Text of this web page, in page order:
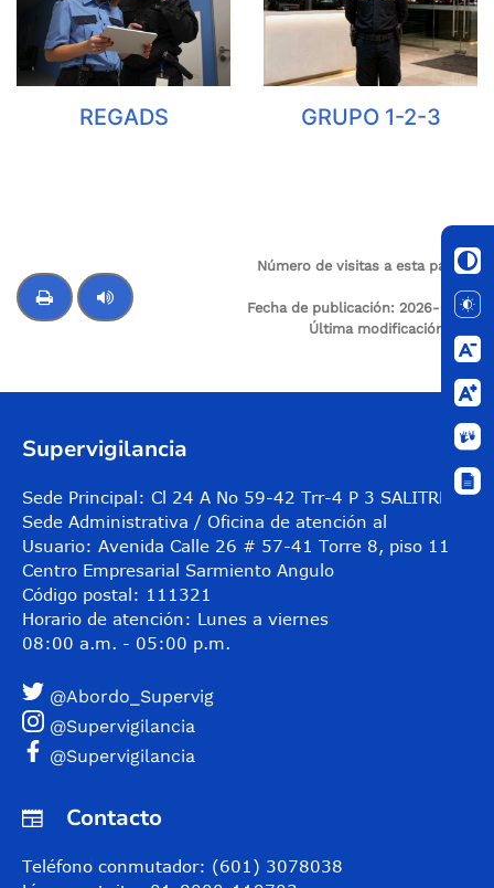
REGADS GRUPO 1-2-3
Número de visitas a esta página:
34
Fecha de publicación: 2026-03-19
Última modificación:
Supervigilancia
Sede Principal: Cl 24 A No 59-42 Trr-4 P 3 SALITRE
Sede Administrativa / Oficina de atención al
Usuario: Avenida Calle 26 # 57-41 Torre 8, piso 11
Centro Empresarial Sarmiento Angulo
Código postal: 111321
Horario de atención: Lunes a viernes
08:00 a.m. - 05:00 p.m.
@Abordo_Supervig
@Supervigilancia
@Supervigilancia
Contacto
Teléfono conmutador: (601) 3078038